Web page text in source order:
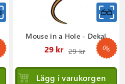
Mouse in a Hole - Dekal
29 kr 29 kr
pris
0%
Lägg i varukorgen